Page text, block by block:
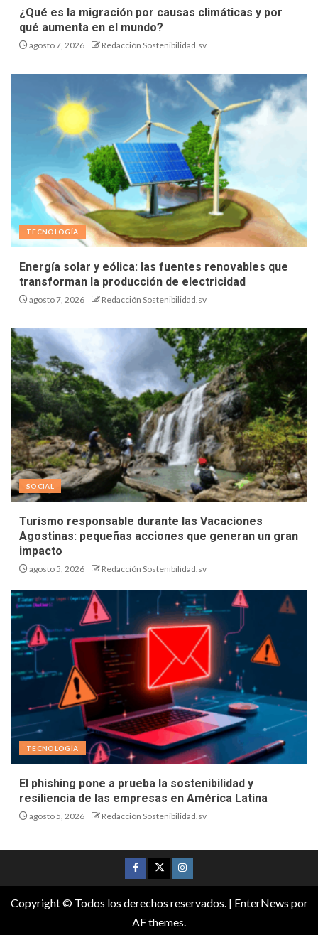
¿Qué es la migración por causas climáticas y por
qué aumenta en el mundo?
agosto 7, 2026 Redacción Sostenibilidad.sv
TECNOLOGÍA
Energía solar y eólica: las fuentes renovables que
transforman la producción de electricidad
agosto 7, 2026 Redacción Sostenibilidad.sv
SOCIAL
Turismo responsable durante las Vacaciones
Agostinas: pequeñas acciones que generan un gran
impacto
agosto 5, 2026 Redacción Sostenibilidad.sv
TECNOLOGÍA
El phishing pone a prueba la sostenibilidad y
resiliencia de las empresas en América Latina
agosto 5, 2026 Redacción Sostenibilidad.sv
Copyright © Todos los derechos reservados. | EnterNews por
AF themes.